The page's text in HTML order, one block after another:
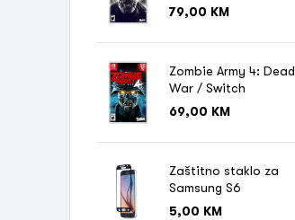
79,00 KM
Zombie Army 4: Dead
War / Switch
69,00 KM
Zaštitno staklo za
Samsung S6
5,00 KM